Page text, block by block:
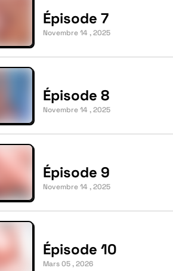
Épisode 7
Novembre 14 , 2025
Épisode 8
Novembre 14 , 2025
Épisode 9
Novembre 14 , 2025
Épisode 10
Mars 05 , 2026